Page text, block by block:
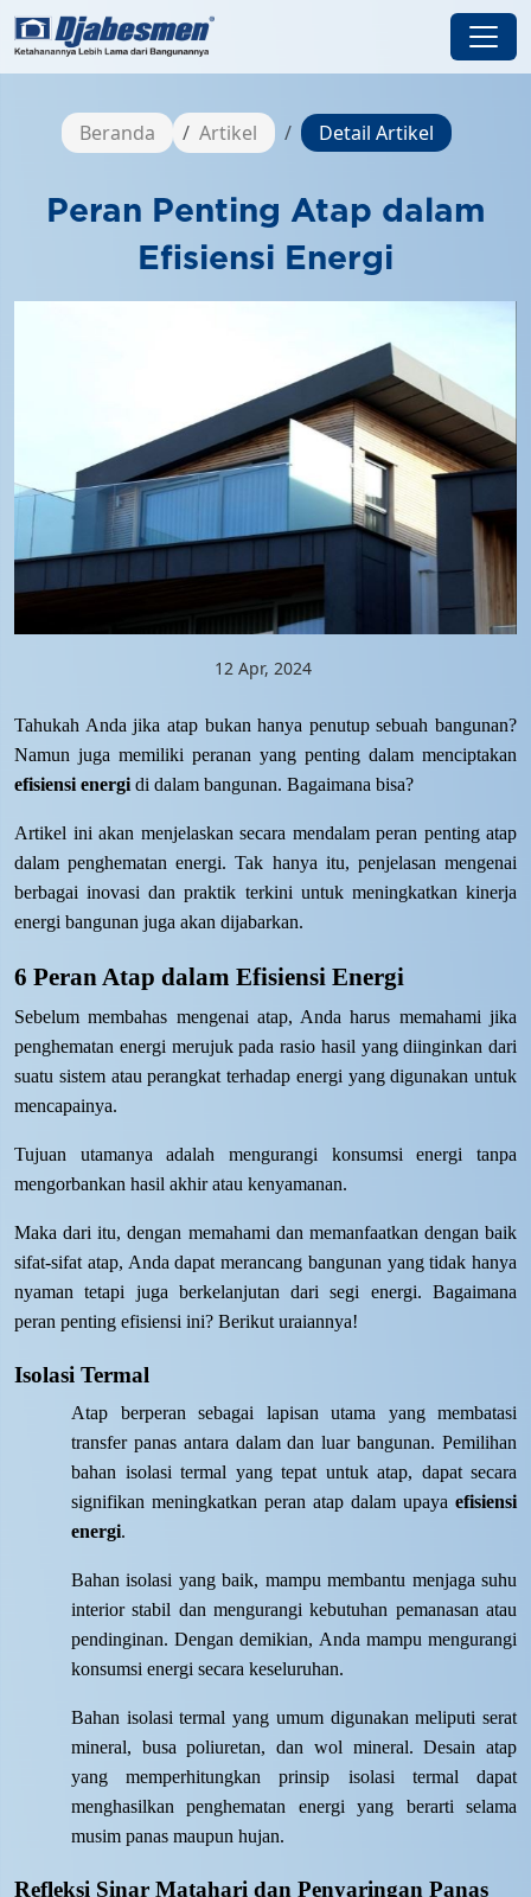
Beranda Artikel Detail Artikel
Peran Penting Atap dalam
Efisiensi Energi
12 Apr, 2024
Tahukah Anda jika atap bukan hanya penutup sebuah bangunan?
Namun juga memiliki peranan yang penting dalam menciptakan
efisiensi energi di dalam bangunan. Bagaimana bisa?
Artikel ini akan menjelaskan secara mendalam peran penting atap
dalam penghematan energi. Tak hanya itu, penjelasan mengenai
berbagai inovasi dan praktik terkini untuk meningkatkan kinerja
energi bangunan juga akan dijabarkan.
6 Peran Atap dalam Efisiensi Energi
Sebelum membahas mengenai atap, Anda harus memahami jika
penghematan energi merujuk pada rasio hasil yang diinginkan dari
suatu sistem atau perangkat terhadap energi yang digunakan untuk
mencapainya.
Tujuan utamanya adalah mengurangi konsumsi energi tanpa
mengorbankan hasil akhir atau kenyamanan.
Maka dari itu, dengan memahami dan memanfaatkan dengan baik
sifat-sifat atap, Anda dapat merancang bangunan yang tidak hanya
nyaman tetapi juga berkelanjutan dari segi energi. Bagaimana
peran penting efisiensi ini? Berikut uraiannya!
Isolasi Termal
Atap berperan sebagai lapisan utama yang membatasi
transfer panas antara dalam dan luar bangunan. Pemilihan
bahan isolasi termal yang tepat untuk atap, dapat secara
signifikan meningkatkan peran atap dalam upaya efisiensi
energi.
Bahan isolasi yang baik, mampu membantu menjaga suhu
interior stabil dan mengurangi kebutuhan pemanasan atau
pendinginan. Dengan demikian, Anda mampu mengurangi
konsumsi energi secara keseluruhan.
Bahan isolasi termal yang umum digunakan meliputi serat
mineral, busa poliuretan, dan wol mineral. Desain atap
yang memperhitungkan prinsip isolasi termal dapat
menghasilkan penghematan energi yang berarti selama
musim panas maupun hujan.
Refleksi Sinar Matahari dan Penyaringan Panas